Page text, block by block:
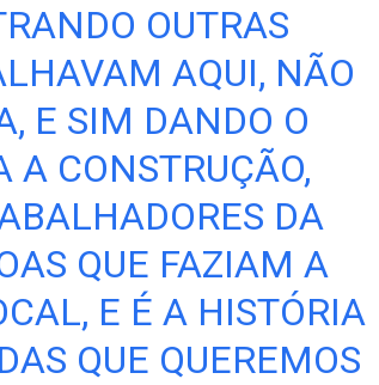
OUTRAS
AQUI, NÃO
E SIM DANDO O
A CONSTRUÇÃO,
DA
QUE FAZIAM A
E É A HISTÓRIA
QUE QUEREMOS